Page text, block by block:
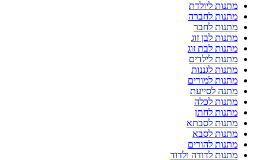
מתנות ליולדת
מתנות לחברה
מתנות לחבר
מתנות לבן זוג
מתנות לבת זוג
מתנות לילדים
מתנות לגננות
מתנות למורים
מתנה לסייעת
מתנות לכלה
מתנות לחתן
מתנות לסבתא
מתנות לסבא
מתנות להורים
מתנות לדודה ולדוד